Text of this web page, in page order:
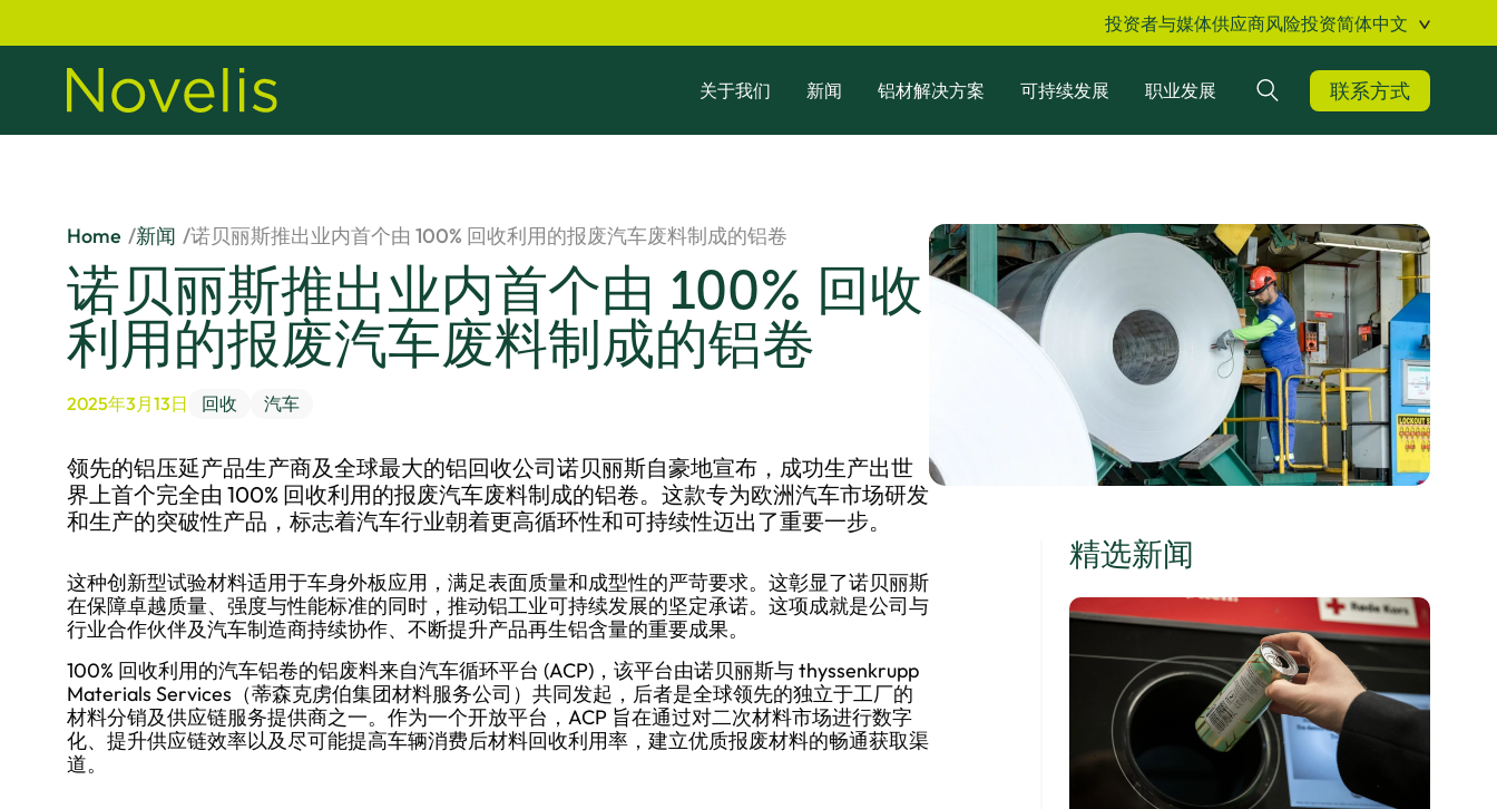
投资者与媒体供应商风险投资简体中文
关于我们 新闻 铝材解决方案 可持续发展 职业发展 搜索 联系方式
Home 新闻 诺贝丽斯推出业内首个由 100% 回收利用的报废汽车废料制成的铝卷
诺贝丽斯推出业内首个由 100% 回收
利用的报废汽车废料制成的铝卷
2025年3月13日 回收 汽车
领先的铝压延产品生产商及全球最大的铝回收公司诺贝丽斯自豪地宣布，成功生产出世
界上首个完全由 100% 回收利用的报废汽车废料制成的铝卷。这款专为欧洲汽车市场研发
和生产的突破性产品，标志着汽车行业朝着更高循环性和可持续性迈出了重要一步。
这种创新型试验材料适用于车身外板应用，满足表面质量和成型性的严苛要求。这彰显了诺贝丽斯
在保障卓越质量、强度与性能标准的同时，推动铝工业可持续发展的坚定承诺。这项成就是公司与
行业合作伙伴及汽车制造商持续协作、不断提升产品再生铝含量的重要成果。
100% 回收利用的汽车铝卷的铝废料来自汽车循环平台 (ACP)，该平台由诺贝丽斯与 thyssenkrupp
Materials Services（蒂森克虏伯集团材料服务公司）共同发起，后者是全球领先的独立于工厂的
材料分销及供应链服务提供商之一。作为一个开放平台，ACP 旨在通过对二次材料市场进行数字
化、提升供应链效率以及尽可能提高车辆消费后材料回收利用率，建立优质报废材料的畅通获取渠
道。
精选新闻